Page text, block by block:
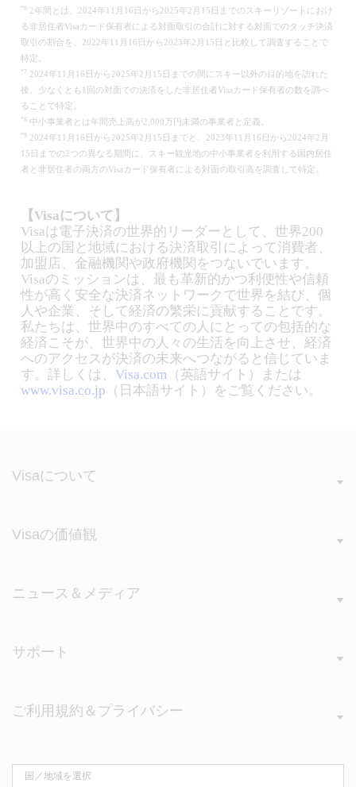
*6 2年間とは、2024年11月16日から2025年2月15日までのスキーリゾートにおけ
る非居住者Visaカード保有者による対面取引の合計に対する対面でのタッチ決済
取引の割合を、2022年11月16日から2023年2月15日と比較して調査することで
特定。
*7 2024年11月16日から2025年2月15日までの間にスキー以外の目的地を訪れた
後、少なくとも1回の対面での決済をした非居住者Visaカード保有者の数を調べ
ることで特定。
*8 中小事業者とは年間売上高が2,000万円未満の事業者と定義。
*9 2024年11月16日から2025年2月15日までと、2023年11月16日から2024年2月
15日までの2つの異なる期間に、スキー観光地の中小事業者を利用する国内居住
者と非居住者の両方のVisaカード保有者による対面の取引高を調査して特定。
【Visaについて】
Visaは電子決済の世界的リーダーとして、世界200
以上の国と地域における決済取引によって消費者、
加盟店、金融機関や政府機関をつないでいます。
Visaのミッションは、最も革新的かつ利便性や信頼
性が高く安全な決済ネットワークで世界を結び、個
人や企業、そして経済の繁栄に貢献することです。
私たちは、世界中のすべての人にとっての包括的な
経済こそが、世界中の人々の生活を向上させ、経済
へのアクセスが決済の未来へつながると信じていま
す。詳しくは、Visa.com （英語サイト）または
www.visa.co.jp （日本語サイト）をご覧ください。
Visaについて
Visaの価値観
ニュース＆メディア
サポート
ご利用規約＆プライバシー
国／地域を選択